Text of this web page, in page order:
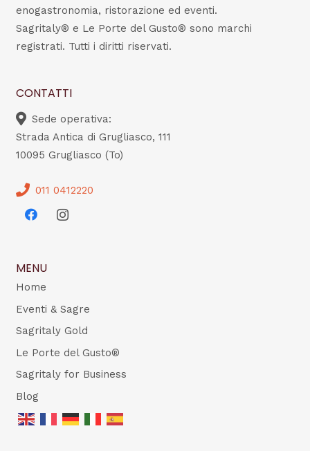
enogastronomia, ristorazione ed eventi.
Sagritaly® e Le Porte del Gusto® sono marchi
registrati. Tutti i diritti riservati.
CONTATTI
Sede operativa:
Strada Antica di Grugliasco, 111
10095 Grugliasco (To)
011 0412220
MENU
Home
Eventi & Sagre
Sagritaly Gold
Le Porte del Gusto®
Sagritaly for Business
Blog